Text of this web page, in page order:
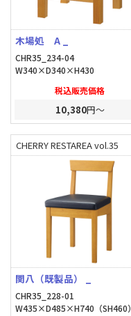
木場処 A _
CHR35_234-04
W340×D340×H430
税込販売価格
10,380円～
CHERRY RESTAREA vol.35
関八（既製品） _
CHR35_228-01
W435×D485×H740（SH460）